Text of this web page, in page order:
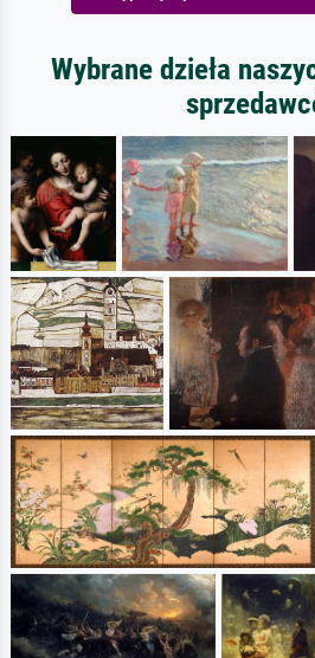
Wybrane dzieła